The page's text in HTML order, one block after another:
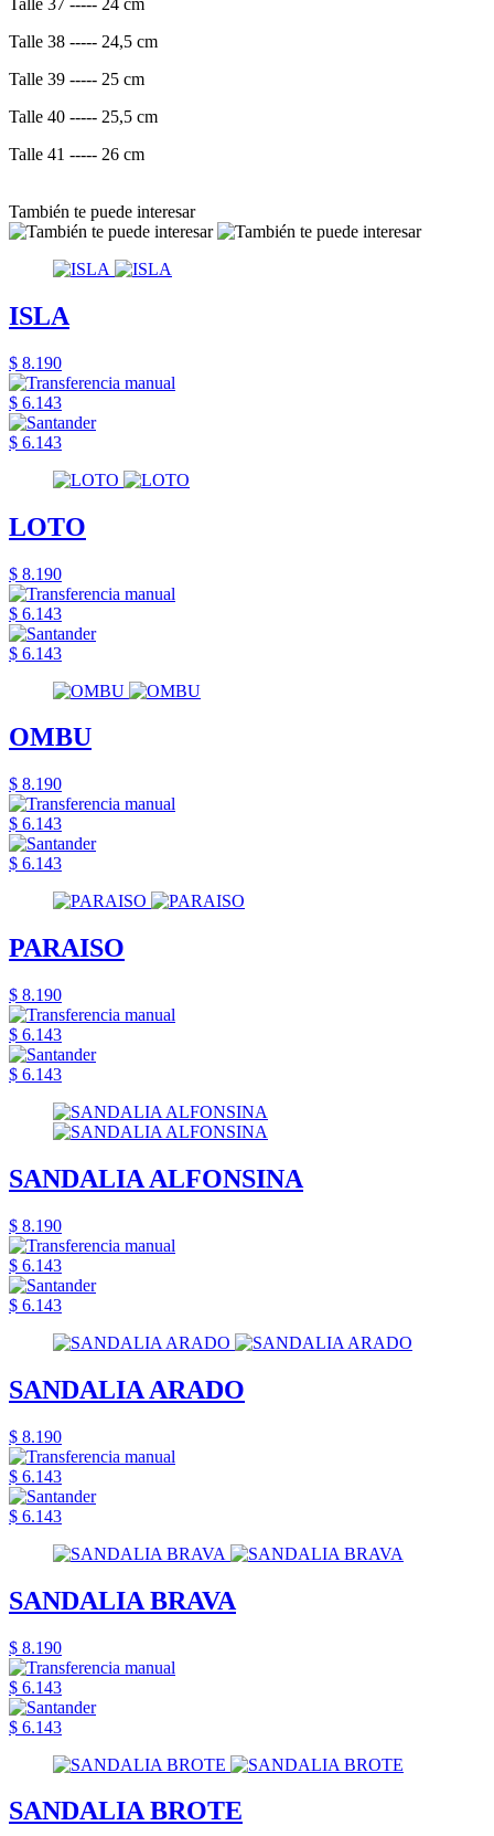
Talle 38 ----- 24,5 cm
Talle 39 ----- 25 cm
Talle 40 ----- 25,5 cm
Talle 41 ----- 26 cm
También te puede interesar
ISLA
$ 8.190
$ 6.143
$ 6.143
LOTO
$ 8.190
$ 6.143
$ 6.143
OMBU
$ 8.190
$ 6.143
$ 6.143
PARAISO
$ 8.190
$ 6.143
$ 6.143
SANDALIA ALFONSINA
$ 8.190
$ 6.143
$ 6.143
SANDALIA ARADO
$ 8.190
$ 6.143
$ 6.143
SANDALIA BRAVA
$ 8.190
$ 6.143
$ 6.143
SANDALIA BROTE